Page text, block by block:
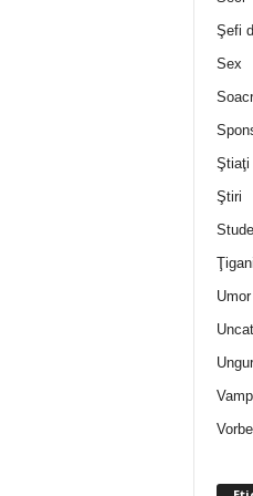
Şefi
Sex
Ştiaţi
Ştiri